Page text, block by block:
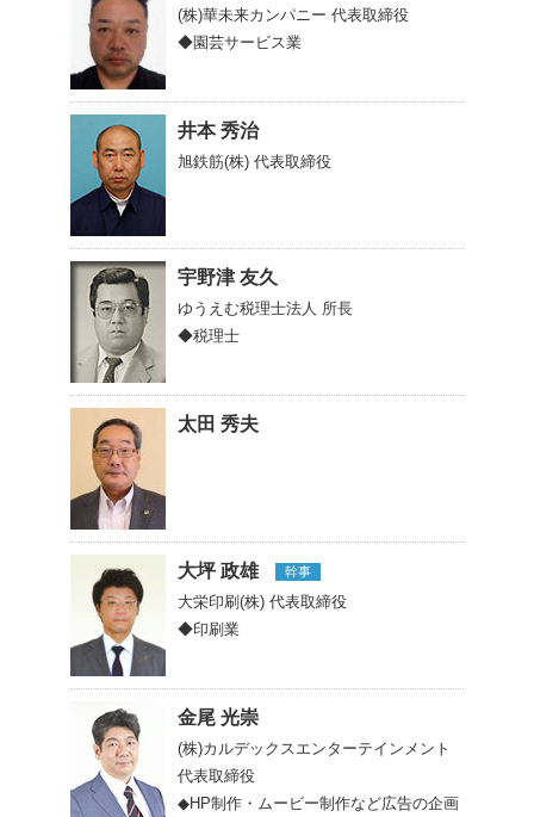
(株)華未来カンパニー 代表取締役
◆園芸サービス業
井本 秀治
旭鉄筋(株) 代表取締役
宇野津 友久
ゆうえむ税理士法人 所長
◆税理士
太田 秀夫
大坪 政雄 幹事
大栄印刷(株) 代表取締役
◆印刷業
金尾 光崇
(株)カルデックスエンターテインメント
代表取締役
◆HP制作・ムービー制作など広告の企画